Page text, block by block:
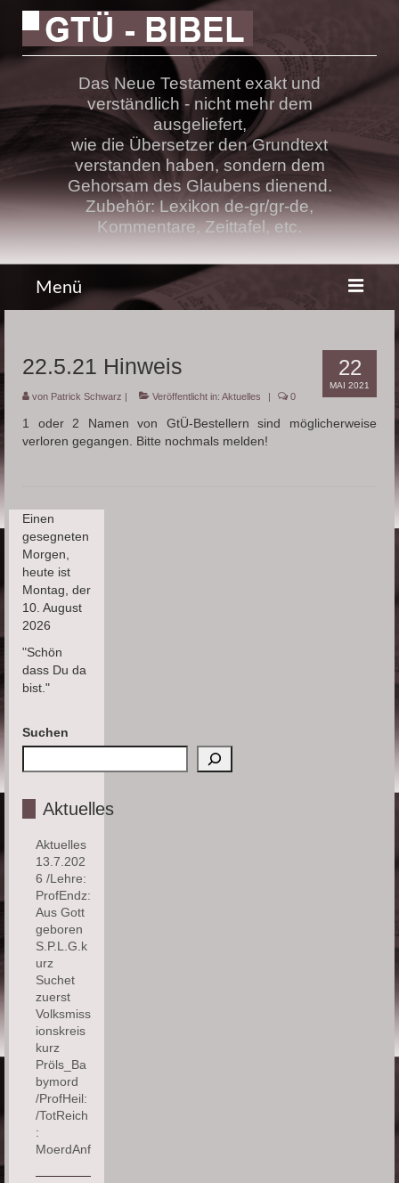
Das Neue Testament exakt und
verständlich - nicht mehr dem
ausgeliefert,
wie die Übersetzer den Grundtext
verstanden haben, sondern dem
Gehorsam des Glaubens dienend.
Zubehör: Lexikon de-gr/gr-de,
Kommentare, Zeittafel, etc.
Menü
Lehre
Wiki
22
MAI 2021
22.5.21 Hinweis
von Patrick Schwarz | Veröffentlicht in: Aktuelles | 0
1 oder 2 Namen von GtÜ-Bestellern sind möglicherweise
verloren gegangen. Bitte nochmals melden!
Einen
gesegneten
Morgen,
heute ist
Montag, der
10. August
2026
"Schön
dass Du da
bist."
Suchen
Aktuelles
Aktuelles
13.7.202
6 /Lehre:
ProfEndz:
Aus Gott
geboren
S.P.L.G.k
urz
Suchet
zuerst
Volksmiss
ionskreis
kurz
Pröls_Ba
bymord
/ProfHeil:
/TotReich
:
MoerdAnf